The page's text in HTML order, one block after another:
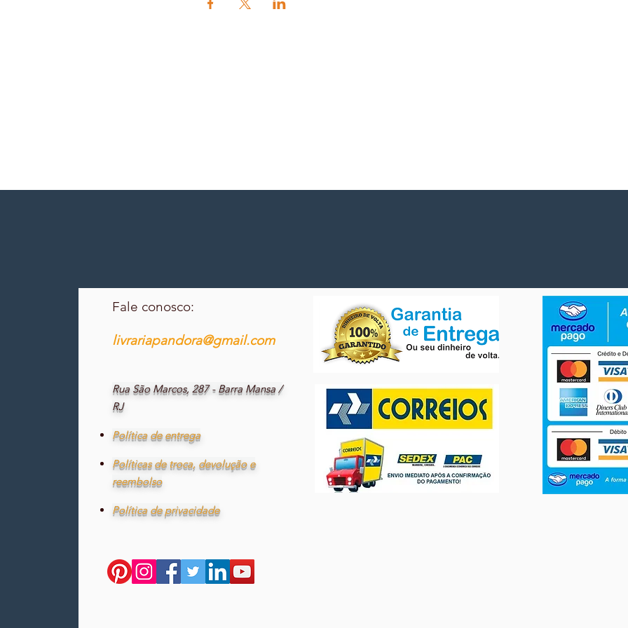
Fale conosco:
livrariapandora@gmail.com
Rua São Marcos, 287 - Barra Mansa /
RJ
Política de entrega
Políticas de troca, devolução e
reembolso
Política de privacidade